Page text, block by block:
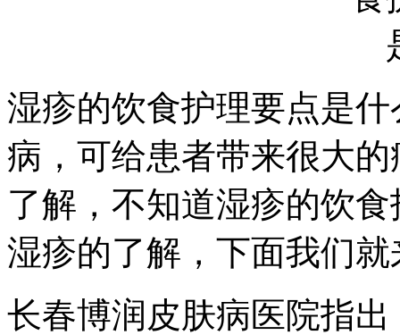
湿疹的饮食护理要点是
病，可给患者带来很大
了解，不知道湿疹的饮
湿疹的了解，下面我们
长春博润皮肤病医院指